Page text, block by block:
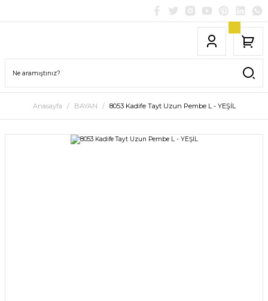
Anasayfa BAYAN 8053 Kadife Tayt Uzun Pembe L - YEŞİL